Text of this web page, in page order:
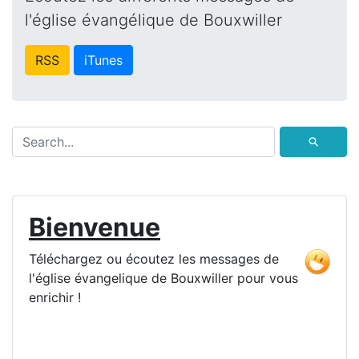
l'église évangélique de Bouxwiller
RSS iTunes
⚲
Bienvenue
Téléchargez ou écoutez les messages de
l'église évangelique de Bouxwiller pour vous
enrichir !